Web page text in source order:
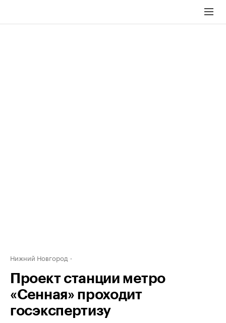
Нижний Новгород
Проект станции метро
«Сенная» проходит
госэкспертизу